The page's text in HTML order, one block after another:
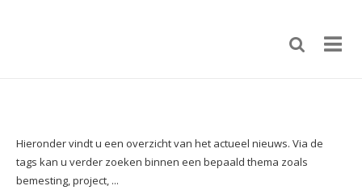
Hieronder vindt u een overzicht van het actueel nieuws. Via de
tags kan u verder zoeken binnen een bepaald thema zoals
bemesting, project, ...